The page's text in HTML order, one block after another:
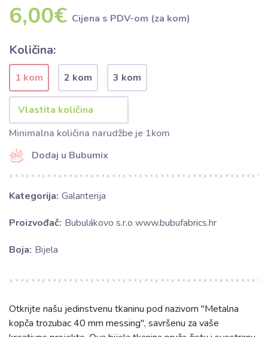
6,00€ Cijena s PDV-om (za kom)
Količina:
1 kom 2 kom 3 kom
Minimalna količina narudžbe je 1kom
Dodaj u Bubumix
Kategorija: Galanterija
Proizvođač: Bubulákovo s.r.o www.bubufabrics.hr
Boja: Bijela
Otkrijte našu jedinstvenu tkaninu pod nazivom "Metalna
kopča trozubac 40 mm messing", savršenu za vaše